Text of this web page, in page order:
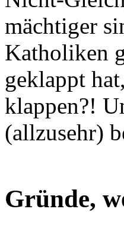
mächtiger
Katholiken
geklappt
klappen?!
(allzusehr)
Gründe,